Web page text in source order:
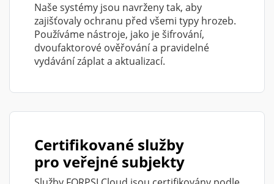
Naše systémy jsou navrženy tak, aby
zajišťovaly ochranu před všemi typy hrozeb.
Používáme nástroje, jako je šifrování,
dvoufaktorové ověřování a pravidelné
vydávání záplat a aktualizací.
Certifikované služby
pro veřejné subjekty